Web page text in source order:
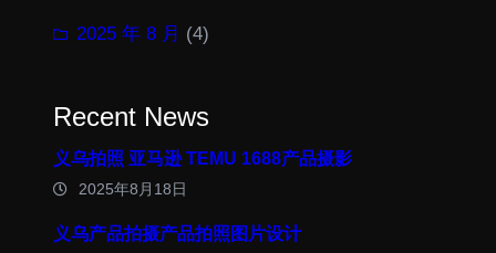
2025 年 8 月 (4)
Recent News
义乌拍照 亚马逊 TEMU 1688产品摄影
2025年8月18日
义乌产品拍摄产品拍照图片设计